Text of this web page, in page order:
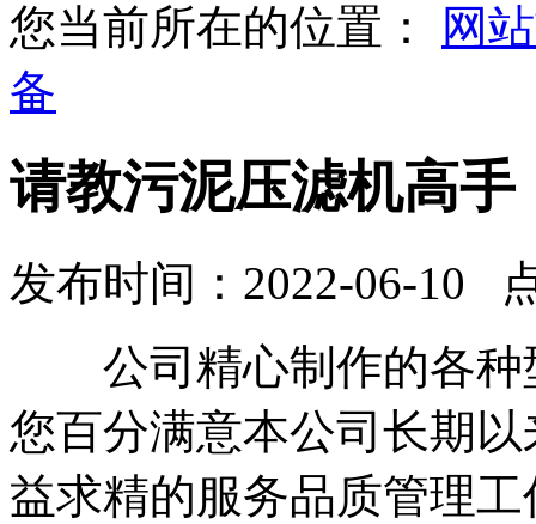
您当前所在的位置：
网
备
请教污泥压滤机高手
发布时间：2022-06-10
公司精心制作的各种
您百分满意本公司长期
益求精的服务品质管理